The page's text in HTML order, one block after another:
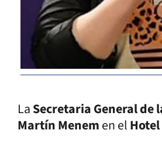
LaSecretaria General de
Martín Menemen el